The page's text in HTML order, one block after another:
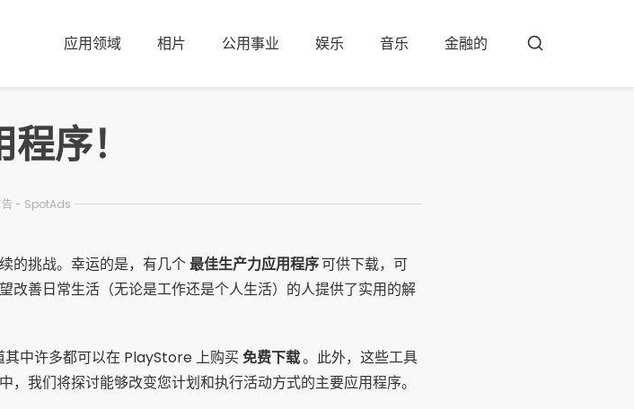
应用领域 相片 公用事业 娱乐 音乐 金融的
布
卡
序！
告 - SpotAds
的挑战。幸运的是，有几个最佳生产力应用程序可供下载，可
改善日常生活（无论是工作还是个人生活）的人提供了实用的解
其中许多都可以在 PlayStore 上购买 免费下载。此外，这些工具
我们将探讨能够改变您计划和执行活动方式的主要应用程序。